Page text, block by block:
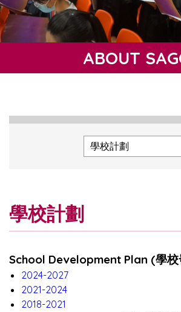
ABOUT
學校計劃
School Development Plan (學校
2024-2027
2021-2024
2018-2021